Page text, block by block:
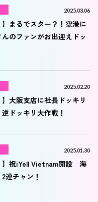
2025.03.06
】まるでスター？！空港に
のファンがお出迎えドッ
2025.02.20
】大阪支店に社長ドッキリ
ドッキリ大作戦！
2025.01.30
】祝iYell Vietnam開設 海
連チャン！